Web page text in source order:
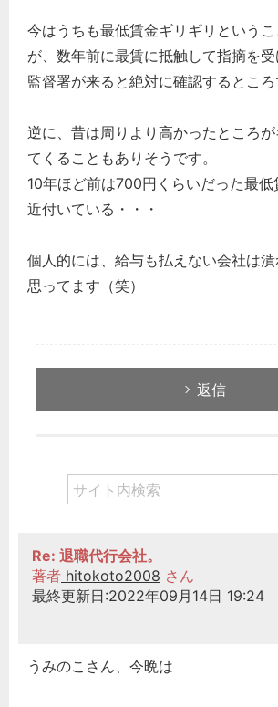
今はうちも最低賃金ギリギリという
が、数年前に最賃に抵触して指摘を受
監督署が来ると絶対に確認するところ
逆に、昔は周りより高かったところ
てくることもありそうです。
10年ほど前は700円くらいだった最
近付いている・・・
個人的には、給与も払えない会社は
思ってます（笑）
返信
Re: 退職代行会社。
著者 hitokoto2008 さん
最終更新日:2022年09月14日 19:24
うみのこさん、今晩は